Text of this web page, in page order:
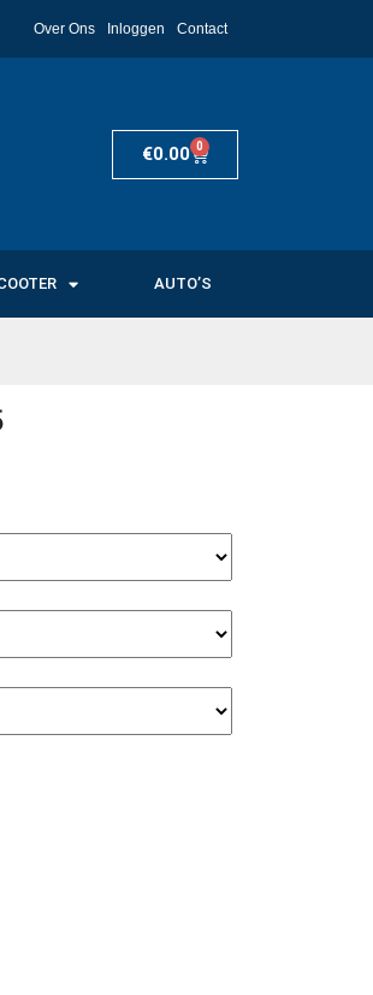
Over Ons Inloggen Contact
€0.00 0
AUTO’S